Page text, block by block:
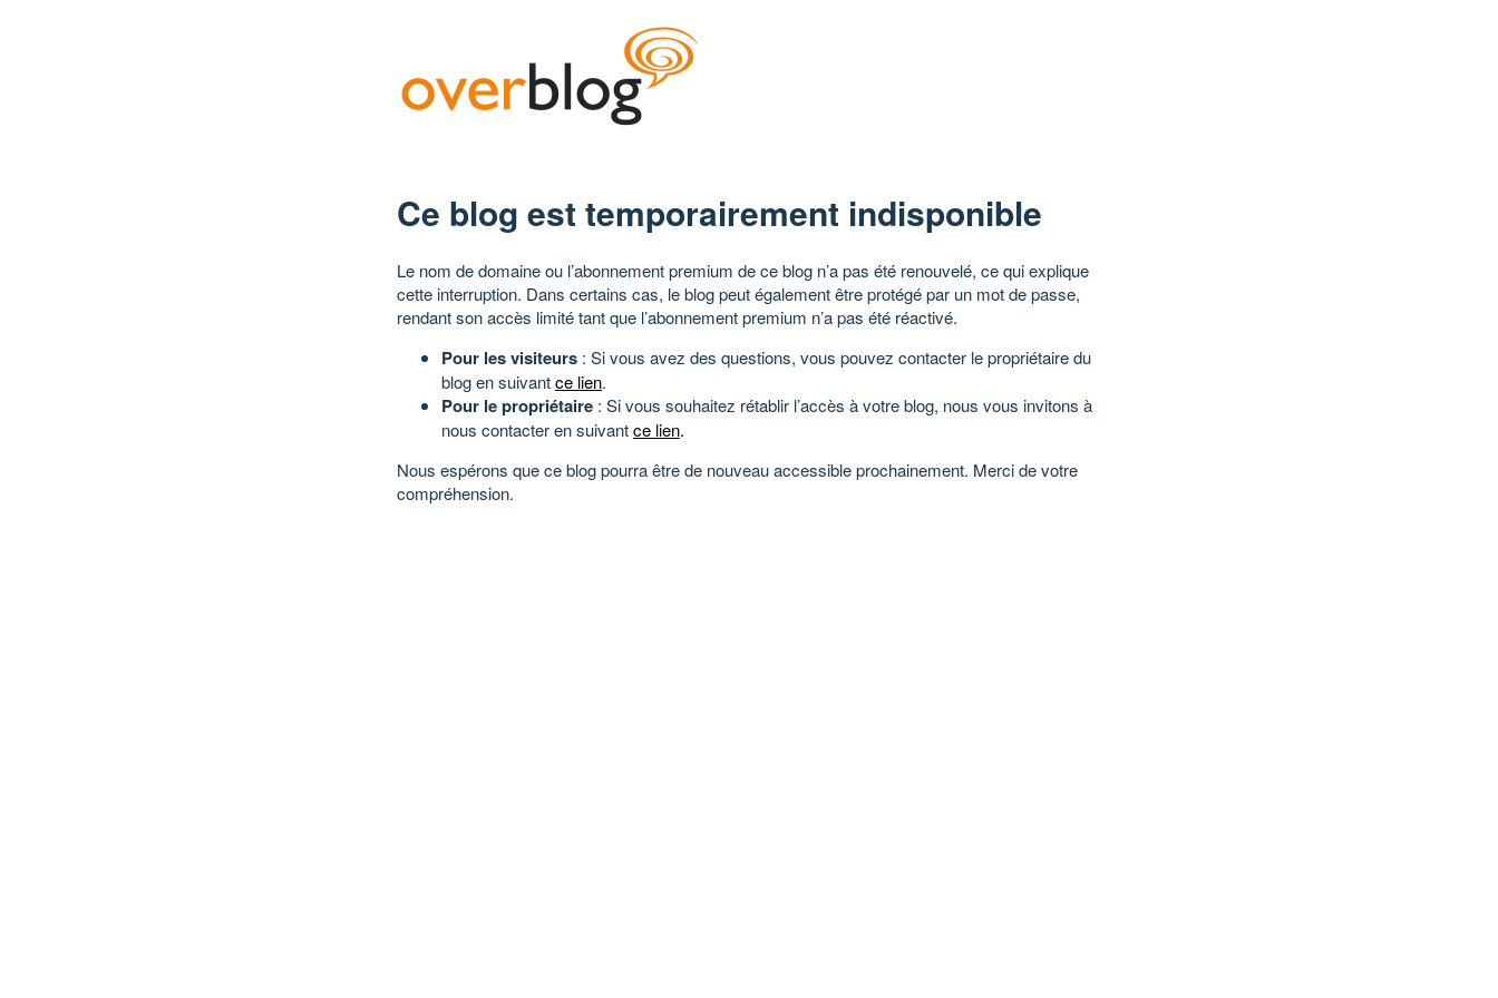
Ce blog est temporairement indisponible
Le nom de domaine ou l’abonnement premium de ce blog n’a pas été renouvelé, ce qui explique
cette interruption. Dans certains cas, le blog peut également être protégé par un mot de passe,
rendant son accès limité tant que l’abonnement premium n’a pas été réactivé.
Pour les visiteurs : Si vous avez des questions, vous pouvez contacter le propriétaire du
blog en suivantce lien.
Pour le propriétaire : Si vous souhaitez rétablir l’accès à votre blog, nous vous invitons à
nous contacter en suivantce lien.
Nous espérons que ce blog pourra être de nouveau accessible prochainement. Merci de votre
compréhension.